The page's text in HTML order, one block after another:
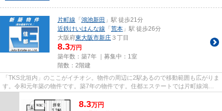
片町線 「 鴻池新田 」駅 徒歩21分
近鉄けいはんな線 「 荒本 」駅 徒歩26分
大阪府東大阪市新庄 ３丁目
8.3万円
築年数：築7年 ｜募集中： 1室
階数：2階建
「TKS北垣内」のここがイチオシ。物件の周辺に2駅あるので移動範囲も広がりま
す。令和元年築の物件です。築7年の物件です。住都エステートでは片町線鴻池
8.3万円